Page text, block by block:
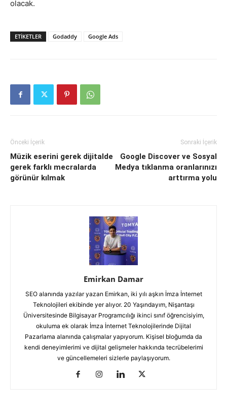
olacak.
ETIKETLER Godaddy Google Ads
Önceki İçerik
Müzik eserini gerek dijitalde
gerek farklı mecralarda
görünür kılmak
Sonraki İçerik
Google Discover ve Sosyal
Medya tıklanma oranlarınızı
arttırma yolu
Emirkan Damar
SEO alanında yazılar yazan Emirkan, iki yılı aşkın İmza İnternet
Teknolojileri ekibinde yer alıyor. 20 Yaşındayım, Nişantaşı
Üniversitesinde Bilgisayar Programcılığı ikinci sınıf öğrencisiyim,
okuluma ek olarak İmza İnternet Teknolojilerinde Dijital
Pazarlama alanında çalışmalar yapıyorum. Kişisel bloğumda da
kendi deneyimlerimi ve dijital gelişmeler hakkında tecrübelerimi
ve güncellemeleri sizlerle paylaşıyorum.